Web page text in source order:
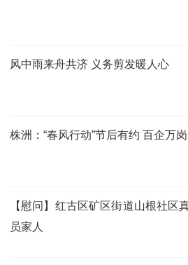
风中雨来舟共济 义务剪发暖人心
株洲：“春风行动”节后有约 百企万
【慰问】红古区矿区街道山根社区
员家人